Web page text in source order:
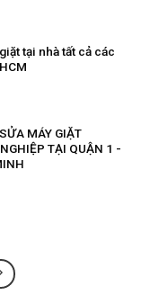
tại nhà tất cả các
MÁY GIẶT
TẠI QUẬN 1 -